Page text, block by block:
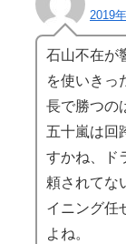
2019
石山不在が
を使いきっ
長で勝つの
五十嵐は回
すかね、ド
頼されてな
イニング任
よね。